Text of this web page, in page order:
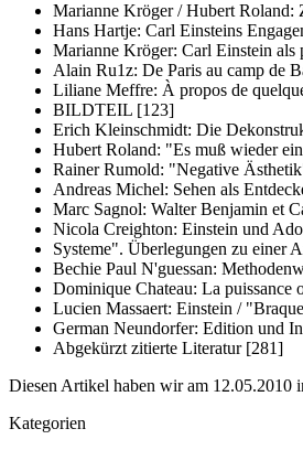
Marianne Kröger / Hubert
Hans Hartje: Carl Einsteins
Marianne Kröger: Carl Einstein
Alain Ru1z: De Paris au camp de
Liliane Meffre: À propos de
BILDTEIL [123]
Erich Kleinschmidt: Die
Hubert Roland: "Es muß wieder
Rainer Rumold: "Negative
Andreas Michel: Sehen als
Marc Sagnol: Walter Benjamin et
Nicola Creighton: Einstein und
Systeme". Überlegungen zu einer
Bechie Paul N'guessan:
Dominique Chateau: La
Lucien Massaert: Einstein /
German Neundorfer: Edition und
Abgekürzt zitierte Literatur [281]
Diesen Artikel haben wir am 12.05.2010
Kategorien